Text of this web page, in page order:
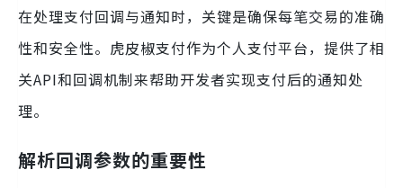
在处理支付回调与通知时，关键是确保每笔交易的准确
性和安全性。虎皮椒支付作为个人支付平台，提供了相
关API和回调机制来帮助开发者实现支付后的通知处
理。
解析回调参数的重要性